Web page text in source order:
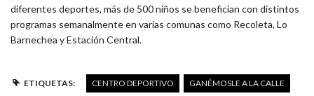
diferentes deportes, más de 500 niños se benefician con distintos
programas semanalmente en varias comunas como Recoleta, Lo
Barnechea y Estación Central.
ETIQUETAS: CENTRO DEPORTIVO GANÉMOSLE A LA CALLE